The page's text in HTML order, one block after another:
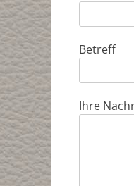
Betreff
Ihre